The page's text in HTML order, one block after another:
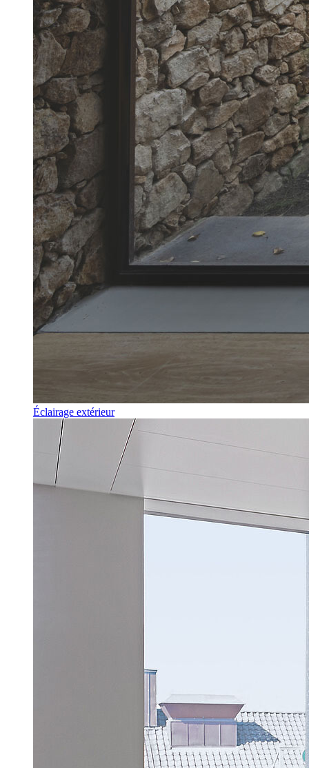
Éclairage extérieur